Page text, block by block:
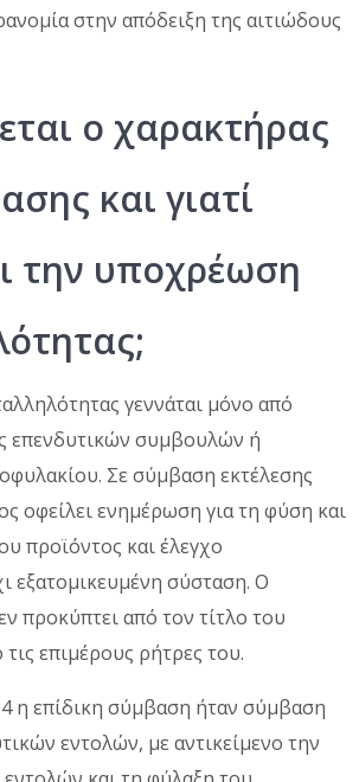
στην απόδειξη της αιτιώδους
ο χαρακτήρας
και γιατί
την υποχρέωση
γεννάται μόνο από
επενδυτικών συμβουλών ή
Σε σύμβαση εκτέλεσης
οφείλει ενημέρωση για τη φύση και
προϊόντος και έλεγχο
εξατομικευμένη σύσταση. Ο
προκύπτει από τον τίτλο του
επιμέρους ρήτρες του.
η επίδικη σύμβαση ήταν σύμβαση
εντολών, με αντικείμενο την